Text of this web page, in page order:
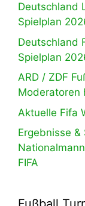
Deutschland
Spielplan
Deutschland
Spielplan
ARD / ZDF
Moderatoren
Aktuelle Fifa
Ergebnisse
FIFA